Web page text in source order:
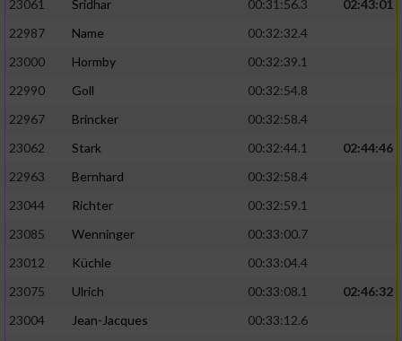
23061 Sridhar 00:31:56.3
02:43:01
22987
Name
00:32:32.4
23000
Hormby
00:32:39.1
22990
Goll
00:32:54.8
22967
Brincker
00:32:58.4
23062
Stark 00:32:44.1
02:44:46
22963
Bernhard
00:32:58.4
23044
Richter
00:32:59.1
23085
Wenninger
00:33:00.7
23012
Küchle
00:33:04.4
23075
Ulrich 00:33:08.1
02:46:32
23004
Jean-Jacques
00:33:12.6